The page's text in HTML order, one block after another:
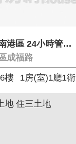
低總價置產南港區 24小時管理，可登記辦公
成福路
樓 1房(室)1廳1衛